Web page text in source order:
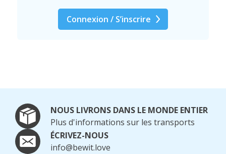
Connexion / S’inscrire
NOUS LIVRONS DANS LE MONDE ENTIER
Plus d'informations sur les transports
ÉCRIVEZ-NOUS
info@bewit.love